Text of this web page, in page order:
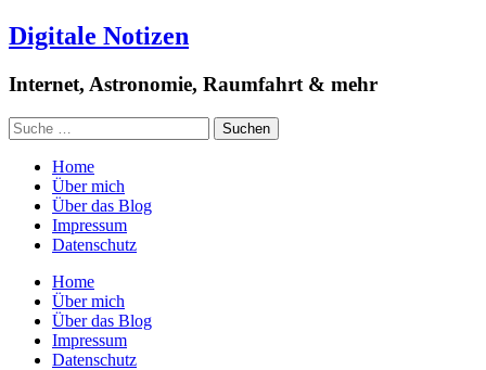
Digitale Notizen
Internet, Astronomie, Raumfahrt & mehr
Home
Über mich
Über das Blog
Impressum
Datenschutz
Home
Über mich
Über das Blog
Impressum
Datenschutz